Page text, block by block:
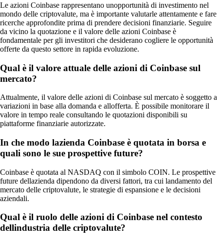
Le azioni Coinbase rappresentano unopportunità di investimento nel
mondo delle criptovalute, ma è importante valutarle attentamente e fare
ricerche approfondite prima di prendere decisioni finanziarie. Seguire
da vicino la quotazione e il valore delle azioni Coinbase è
fondamentale per gli investitori che desiderano cogliere le opportunità
offerte da questo settore in rapida evoluzione.
Qual è il valore attuale delle azioni di Coinbase sul
mercato?
Attualmente, il valore delle azioni di Coinbase sul mercato è soggetto a
variazioni in base alla domanda e allofferta. È possibile monitorare il
valore in tempo reale consultando le quotazioni disponibili su
piattaforme finanziarie autorizzate.
In che modo lazienda Coinbase è quotata in borsa e
quali sono le sue prospettive future?
Coinbase è quotata al NASDAQ con il simbolo COIN. Le prospettive
future dellazienda dipendono da diversi fattori, tra cui landamento del
mercato delle criptovalute, le strategie di espansione e le decisioni
aziendali.
Qual è il ruolo delle azioni di Coinbase nel contesto
dellindustria delle criptovalute?